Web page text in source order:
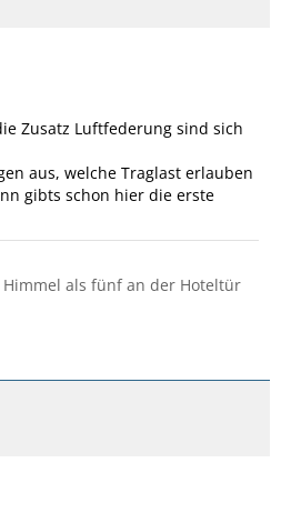
Zusatz Luftfederung sind sich
aus, welche Traglast erlauben
gibts schon hier die erste
als fünf an der Hoteltür